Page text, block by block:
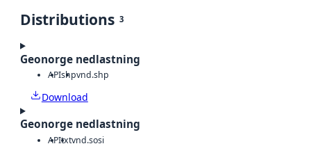
Distributions 3
Geonorge nedlastning
APIshpvnd.shp
Download
Geonorge nedlastning
APItxtvnd.sosi